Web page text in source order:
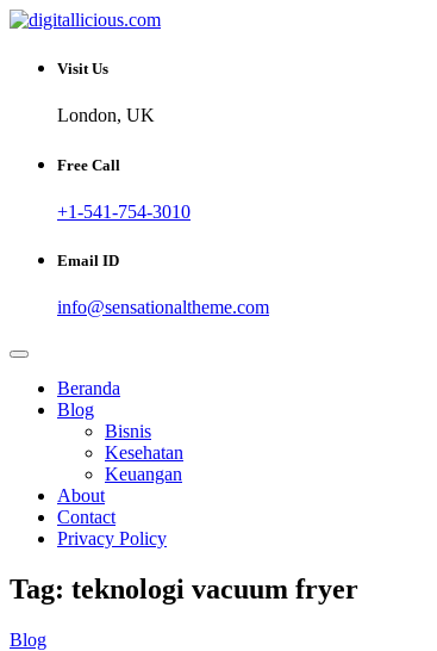
Skip
content
digitallicious.com
Sharing Digital Information
Visit Us
London, UK
Free Call
+1-541-754-3010
Email ID
info@sensationaltheme.com
Beranda
Blog
Bisnis
Kesehatan
Keuangan
About
Contact
Privacy Policy
Tag: teknologi vacuum fryer
Blog